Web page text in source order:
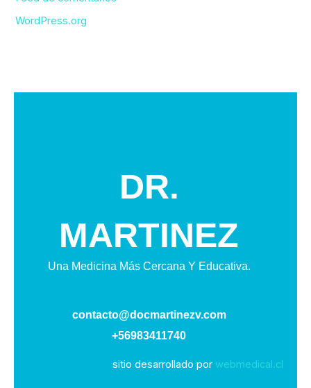
WordPress.org
DR.
MARTINEZ
Una Medicina Más Cercana Y Educativa.
contacto@docmartinezv.com
+56983411740
sitio desarrollado por webmedical.cl